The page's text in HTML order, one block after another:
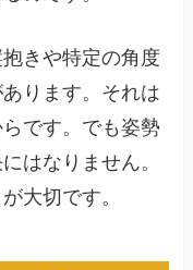
きや特定の角度
ります。それは
です。でも姿勢
はなりません。
大切です。